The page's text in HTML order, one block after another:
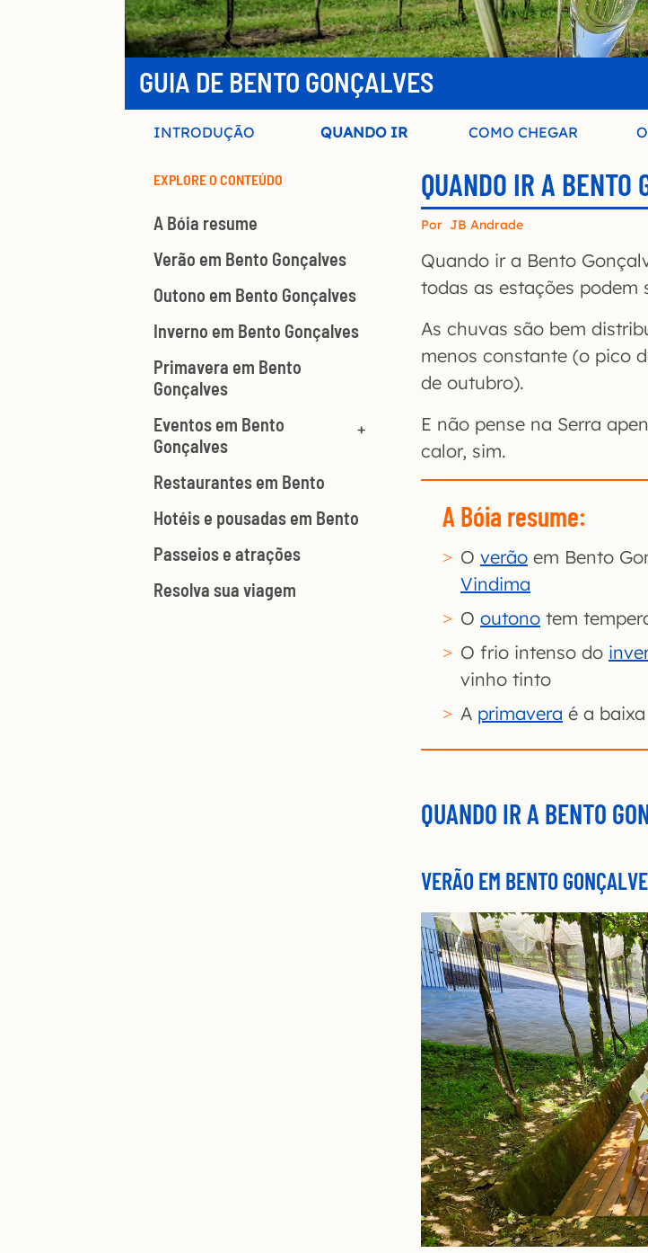
GUIA DE BENTO GONÇALVES
INTRODUÇÃO QUANDO IR COMO CHEGAR
EXPLORE O CONTEÚDO
A Bóia resume
Verão em Bento Gonçalves
Outono em Bento Gonçalves
Inverno em Bento Gonçalves
Primavera em Bento
Gonçalves
Eventos em Bento
Gonçalves
Restaurantes em Bento
Hotéis e pousadas em Bento
Passeios e atrações
Resolva sua viagem
QUANDO IR A BENTO
Por JB Andrade
Quando ir a Bento
todas as estações podem
As chuvas são bem
menos constante (o pico
de outubro).
E não pense na Serra
calor, sim.
A Bóia resume:
O verão em Bento
Vindima
O outono tem
O frio intenso do
vinho tinto
A primavera é a
QUANDO IR A BENTO
VERÃO EM BENTO